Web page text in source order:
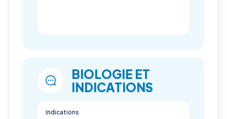
BIOLOGIE ET
INDICATIONS
Indications